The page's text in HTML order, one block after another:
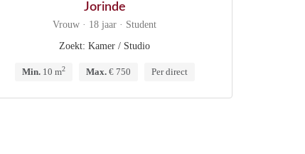
Jorinde
Vrouw · 18 jaar · Student
Zoekt: Kamer / Studio
Min.10 m2 Max.€ 750 Per direct